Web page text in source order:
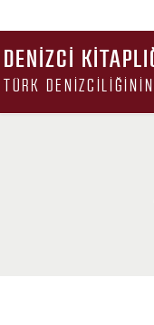
DENIZCI
TÜRK DENIZCILIĞININ